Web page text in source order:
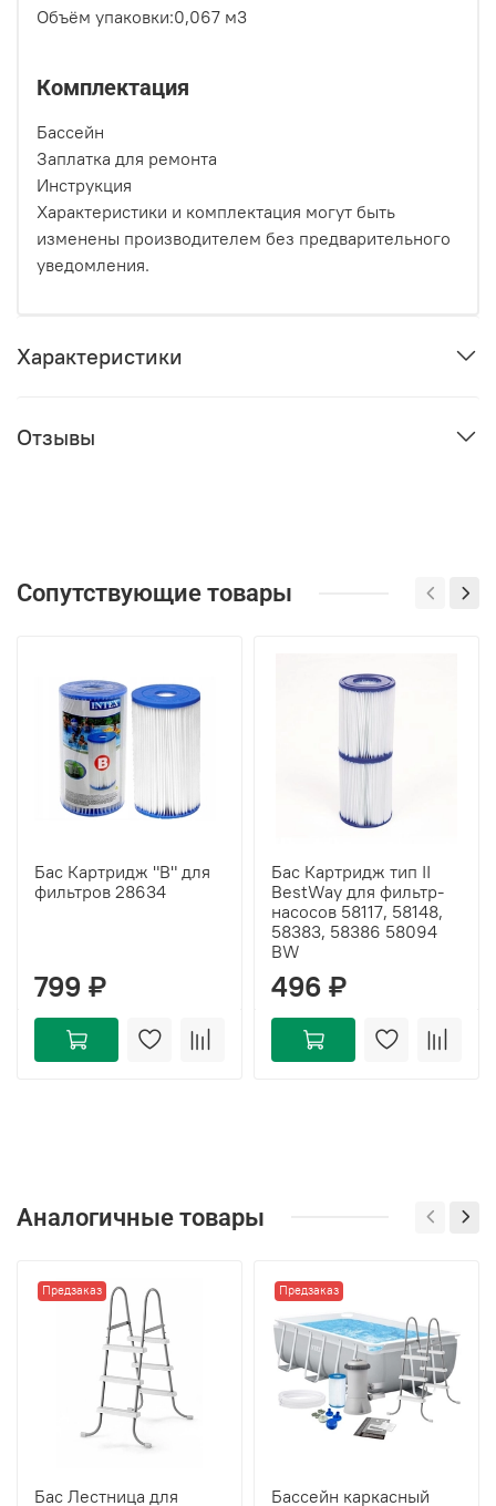
Объём упаковки:0,067 м3
Комплектация
Бассейн
Заплатка для ремонта
Инструкция
Характеристики и комплектация могут быть
изменены производителем без предварительного
уведомления.
Характеристики
Отзывы
Сопутствующие товары
Бас Картридж "B" для
фильтров 28634
799 ₽
Бас Картридж тип II
BestWay для фильтр-
насосов 58117, 58148,
58383, 58386 58094
BW
496 ₽
Аналогичные товары
Предзаказ
Бас Лестница для
Предзаказ
Бассейн каркасный